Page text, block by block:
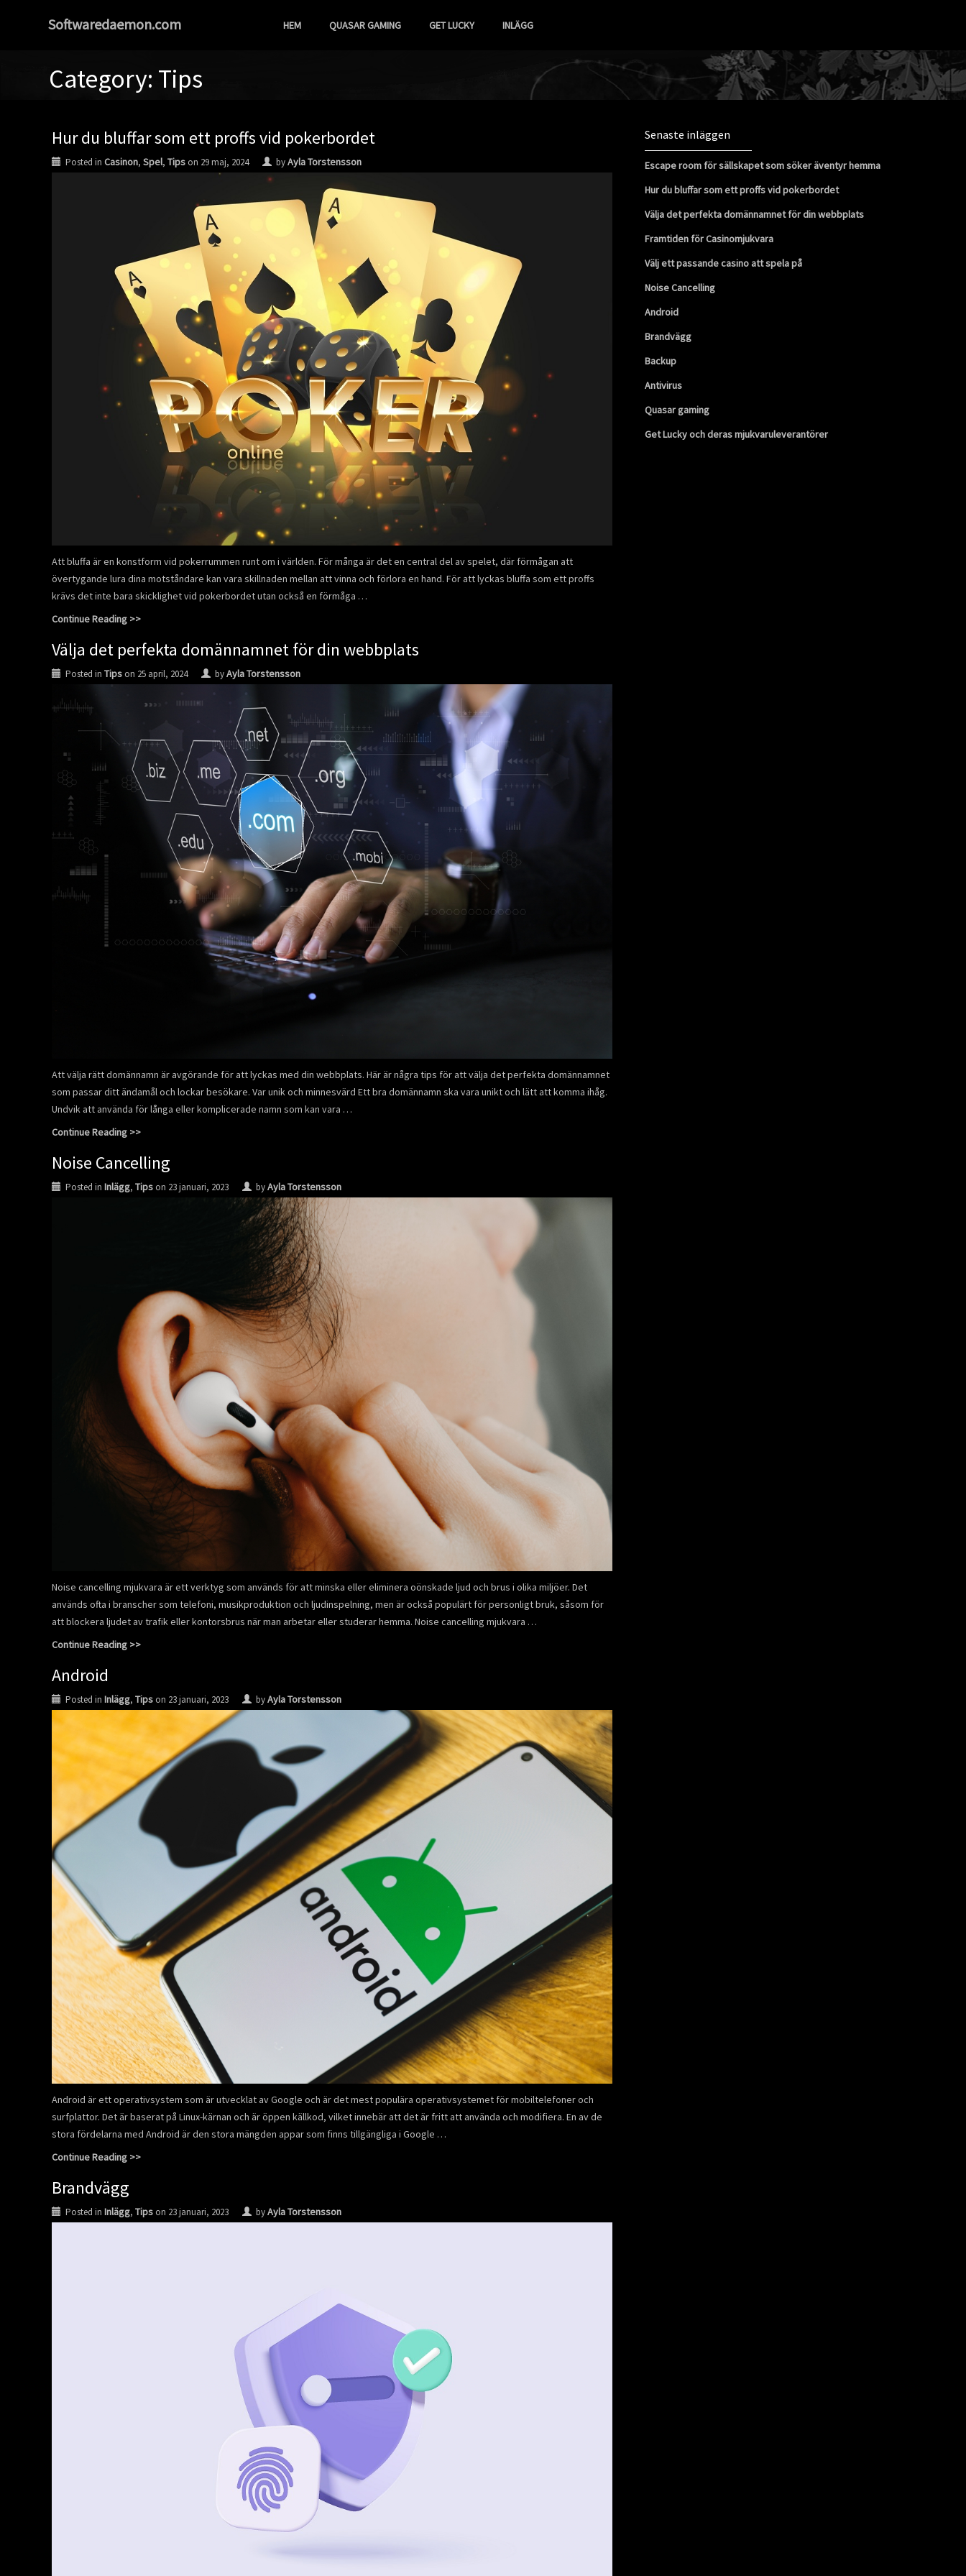
Softwaredaemon.com HEM QUASAR GAMING GET LUCKY INLÄGG
Category: Tips
Hur du bluffar som ett proffs vid pokerbordet
Posted in Casinon, Spel, Tips on 29 maj, 2024 byAyla Torstensson
Att bluffa är en konstform vid pokerrummen runt om i världen. För många är det en central del av spelet, där förmågan att
övertygande lura dina motståndare kan vara skillnaden mellan att vinna och förlora en hand. För att lyckas bluffa som ett proffs
krävs det inte bara skicklighet vid pokerbordet utan också en förmåga …
Continue Reading >>
Välja det perfekta domännamnet för din webbplats
Posted in Tips on 25 april, 2024 byAyla Torstensson
Att välja rätt domännamn är avgörande för att lyckas med din webbplats. Här är några tips för att välja det perfekta domännamnet
som passar ditt ändamål och lockar besökare. Var unik och minnesvärd Ett bra domännamn ska vara unikt och lätt att komma ihåg.
Undvik att använda för långa eller komplicerade namn som kan vara …
Continue Reading >>
Noise Cancelling
Posted in Inlägg, Tips on 23 januari, 2023 byAyla Torstensson
Noise cancelling mjukvara är ett verktyg som används för att minska eller eliminera oönskade ljud och brus i olika miljöer. Det
används ofta i branscher som telefoni, musikproduktion och ljudinspelning, men är också populärt för personligt bruk, såsom för
att blockera ljudet av trafik eller kontorsbrus när man arbetar eller studerar hemma. Noise cancelling mjukvara …
Continue Reading >>
Android
Posted in Inlägg, Tips on 23 januari, 2023 byAyla Torstensson
Android är ett operativsystem som är utvecklat av Google och är det mest populära operativsystemet för mobiltelefoner och
surfplattor. Det är baserat på Linux-kärnan och är öppen källkod, vilket innebär att det är fritt att använda och modifiera. En av de
stora fördelarna med Android är den stora mängden appar som finns tillgängliga i Google …
Continue Reading >>
Brandvägg
Posted in Inlägg, Tips on 23 januari, 2023 byAyla Torstensson
Senaste inläggen
Escape room för sällskapet som söker äventyr hemma
Hur du bluffar som ett proffs vid pokerbordet
Välja det perfekta domännamnet för din webbplats
Framtiden för Casinomjukvara
Välj ett passande casino att spela på
Noise Cancelling
Android
Brandvägg
Backup
Antivirus
Quasar gaming
Get Lucky och deras mjukvaruleverantörer